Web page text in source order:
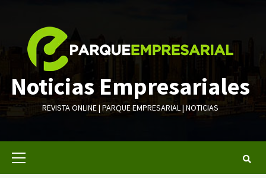
contenido
Noticias Empresariales
REVISTA ONLINE | PARQUE EMPRESARIAL | NOTICIAS